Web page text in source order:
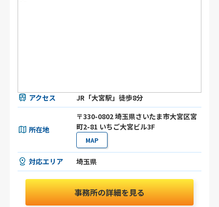
アクセス JR「大宮駅」徒歩8分
所在地
〒330-0802 埼玉県さいたま市大宮区宮
町2-81 いちご大宮ビル3F
MAP
対応エリア 埼玉県
事務所の詳細を見る